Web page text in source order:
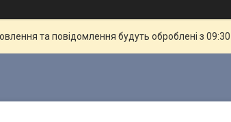
та повідомлення будуть оброблені з